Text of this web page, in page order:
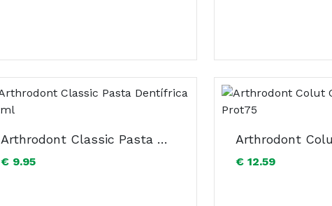
Arthrodont Classic Pasta Dentífrica 75ml
€ 9.95 € 12.59